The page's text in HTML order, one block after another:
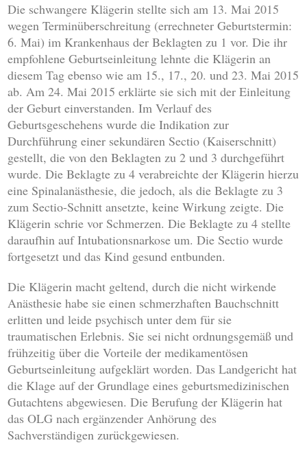
Die schwangere Klägerin stellte sich am 13. Mai 2015
wegen Terminüberschreitung (errechneter Geburtstermin:
6. Mai) im Krankenhaus der Beklagten zu 1 vor. Die ihr
empfohlene Geburtseinleitung lehnte die Klägerin an
diesem Tag ebenso wie am 15., 17., 20. und 23. Mai 2015
ab. Am 24. Mai 2015 erklärte sie sich mit der Einleitung
der Geburt einverstanden. Im Verlauf des
Geburtsgeschehens wurde die Indikation zur
Durchführung einer sekundären Sectio (Kaiserschnitt)
gestellt, die von den Beklagten zu 2 und 3 durchgeführt
wurde. Die Beklagte zu 4 verabreichte der Klägerin hierzu
eine Spinalanästhesie, die jedoch, als die Beklagte zu 3
zum Sectio-Schnitt ansetzte, keine Wirkung zeigte. Die
Klägerin schrie vor Schmerzen. Die Beklagte zu 4 stellte
daraufhin auf Intubationsnarkose um. Die Sectio wurde
fortgesetzt und das Kind gesund entbunden.
Die Klägerin macht geltend, durch die nicht wirkende
Anästhesie habe sie einen schmerzhaften Bauchschnitt
erlitten und leide psychisch unter dem für sie
traumatischen Erlebnis. Sie sei nicht ordnungsgemäß und
frühzeitig über die Vorteile der medikamentösen
Geburtseinleitung aufgeklärt worden. Das Landgericht hat
die Klage auf der Grundlage eines geburtsmedizinischen
Gutachtens abgewiesen. Die Berufung der Klägerin hat
das OLG nach ergänzender Anhörung des
Sachverständigen zurückgewiesen.